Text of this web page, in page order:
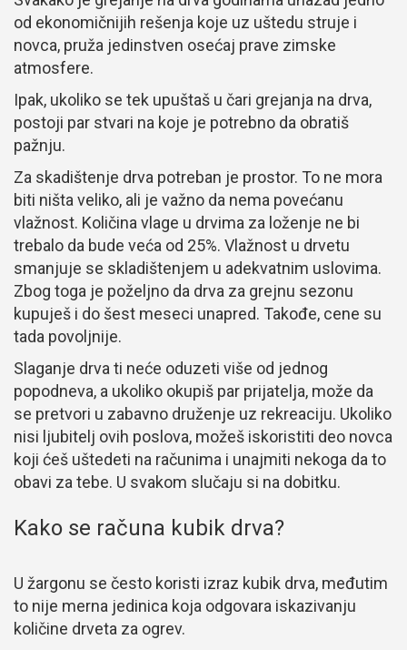
od ekonomičnijih rešenja koje uz uštedu struje i
novca, pruža jedinstven osećaj prave zimske
atmosfere.
Ipak, ukoliko se tek upuštaš u čari grejanja na drva,
postoji par stvari na koje je potrebno da obratiš
pažnju.
Za skadištenje drva potreban je prostor. To ne mora
biti ništa veliko, ali je važno da nema povećanu
vlažnost. Količina vlage u drvima za loženje ne bi
trebalo da bude veća od 25%. Vlažnost u drvetu
smanjuje se skladištenjem u adekvatnim uslovima.
Zbog toga je poželjno da drva za grejnu sezonu
kupuješ i do šest meseci unapred. Takođe, cene su
tada povoljnije.
Slaganje drva ti neće oduzeti više od jednog
popodneva, a ukoliko okupiš par prijatelja, može da
se pretvori u zabavno druženje uz rekreaciju. Ukoliko
nisi ljubitelj ovih poslova, možeš iskoristiti deo novca
koji ćeš uštedeti na računima i unajmiti nekoga da to
obavi za tebe. U svakom slučaju si na dobitku.
Kako se računa kubik drva?
U žargonu se često koristi izraz kubik drva, međutim
to nije merna jedinica koja odgovara iskazivanju
količine drveta za ogrev.